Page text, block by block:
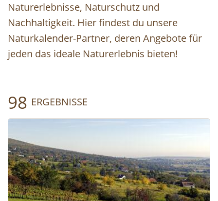
Naturerlebnisse, Naturschutz und
Nachhaltigkeit. Hier findest du unsere
Naturkalender-Partner, deren Angebote für
jeden das ideale Naturerlebnis bieten!
98 ERGEBNISSE